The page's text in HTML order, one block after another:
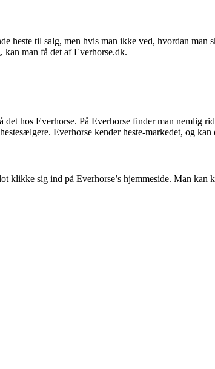
heste til salg, men hvis man ikke ved, hvordan
man få det af Everhorse.dk.
hos Everhorse. På Everhorse finder man nemlig
Everhorse kender heste-markedet, og
klikke sig ind på Everhorse’s hjemmeside. Man kan